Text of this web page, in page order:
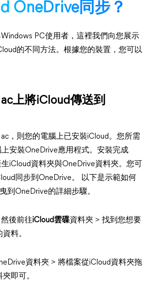
OneDrive同步？
PC使用者，這裡我們向您展示
的不同方法。根據您的裝置，您可以
上將iCloud傳送到
，則您的電腦上已安裝iCloud。您所需
安裝OneDrive應用程式。安裝完成
iCloud資料夾與OneDrive資料夾。您可
同步到OneDrive。 以下是示範如何
到OneDrive的詳細步驟。
後前往iCloud雲碟資料夾 > 找到您想要
料。
資料夾 > 將檔案從iCloud資料夾拖
即可。